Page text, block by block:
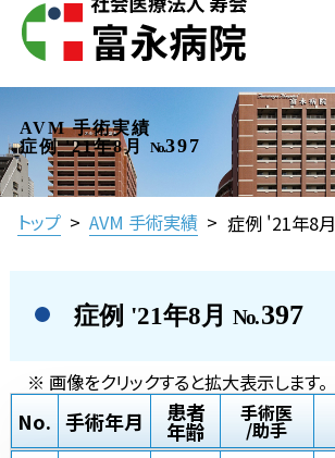
AVM 手術実績
症例 '21年8月
No.397
トップ > AVM 手術実績 > 症例 '21年8月
症例 '21年8月 No.397
※ 画像をクリックすると拡大表示します。
No. 手術年月 患者
年齢
手術医
/助手